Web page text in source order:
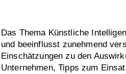
Das Thema Künstliche
und beeinflusst zunehmend
Einschätzungen zu den
Unternehmen, Tipps zum